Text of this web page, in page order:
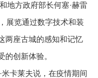
方政府部长何塞·赫雷
展览通过数字技术和装
两座古城的感知和记忆
的创新体验。
卡莱夫说，在疫情期间